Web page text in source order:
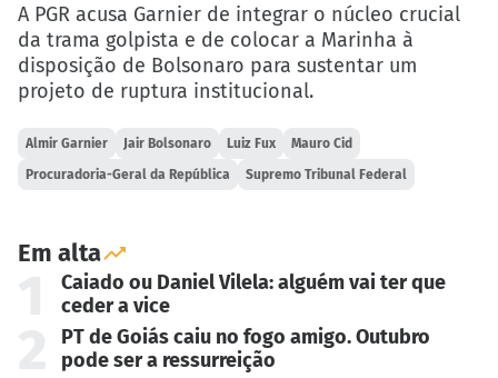
A PGR acusa Garnier de integrar o núcleo crucial
da trama golpista e de colocar a Marinha à
disposição de Bolsonaro para sustentar um
projeto de ruptura institucional.
Almir Garnier Jair Bolsonaro Luiz Fux Mauro Cid
Procuradoria-Geral da República Supremo Tribunal Federal
Em alta
Caiado ou Daniel Vilela: alguém vai ter que
ceder a vice
PT de Goiás caiu no fogo amigo. Outubro
pode ser a ressurreição